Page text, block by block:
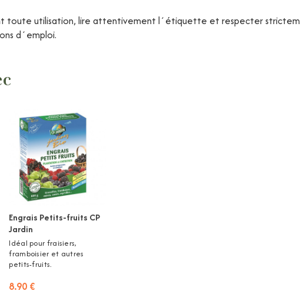
toute utilisation, lire attentivement l´étiquette et respecter
d´emploi.
Engrais Petits-fruits CP
Jardin
Idéal pour fraisiers,
framboisier et autres
petits-fruits.
8.90 €